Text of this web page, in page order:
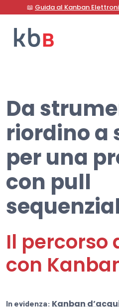
📖 Guida al Kanban
Cerca
Da
riordino a
per una
con pull
Il percorso
con
In evidenza: Kanban